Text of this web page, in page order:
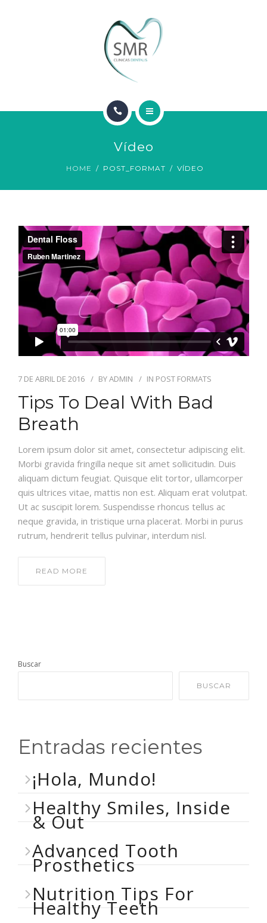
Vídeo
HOME POST_FORMAT VÍDEO
7 DE ABRIL DE 2016 BYADMIN IN POST FORMATS
Tips To Deal With Bad
Breath
Lorem ipsum dolor sit amet, consectetur adipiscing elit.
Morbi gravida fringilla neque sit amet sollicitudin. Duis
aliquam dictum feugiat. Quisque elit tortor, ullamcorper
quis ultrices vitae, mattis non est. Aliquam erat volutpat.
Ut ac suscipit lorem. Suspendisse rhoncus tellus ac
neque gravida, in tristique urna placerat. Morbi in purus
rutrum, hendrerit tellus pulvinar, interdum nisl.
READ MORE
Buscar
BUSCAR
Entradas recientes
¡Hola, Mundo!
Healthy Smiles, Inside
& Out
Advanced Tooth
Prosthetics
Nutrition Tips For
Healthy Teeth